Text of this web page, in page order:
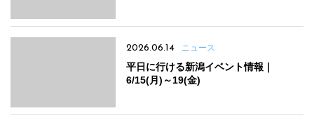
2026.06.14 ニュース
平日に行ける新潟イベント情報｜
6/15(月)～19(金)